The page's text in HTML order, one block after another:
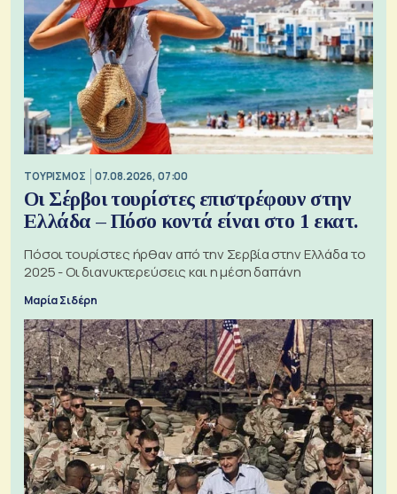
ΤΟΥΡΙΣΜΟΣ 07.08.2026, 07:00
Οι Σέρβοι τουρίστες επιστρέφουν στην
Ελλάδα – Πόσο κοντά είναι στο 1 εκατ.
Πόσοι τουρίστες ήρθαν από την Σερβία στην Ελλάδα το
2025 - Οι διανυκτερεύσεις και η μέση δαπάνη
Μαρία Σιδέρη